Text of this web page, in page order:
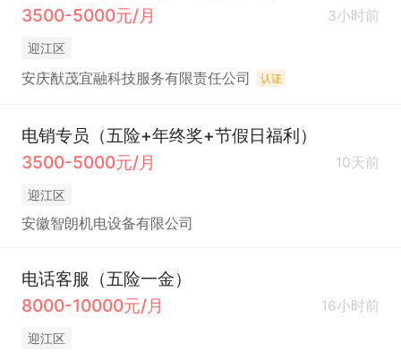
3500-5000元/月
3小时前
迎江区
安庆猷茂宜融科技服务有限责任公司 认证
电销专员（五险+年终奖+节假日福利）
3500-5000元/月
10天前
迎江区
安徽智朗机电设备有限公司
电话客服（五险一金）
8000-10000元/月
16小时前
迎江区